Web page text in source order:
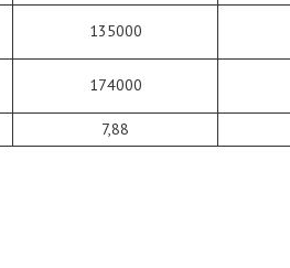
135000
174000
7,88